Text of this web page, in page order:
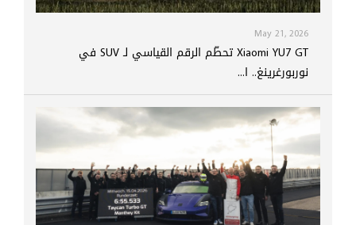
May 21, 2026
Xiaomi YU7 GT تحطّم الرقم القياسي لـ SUV في
نوربورغرينغ.. ا...